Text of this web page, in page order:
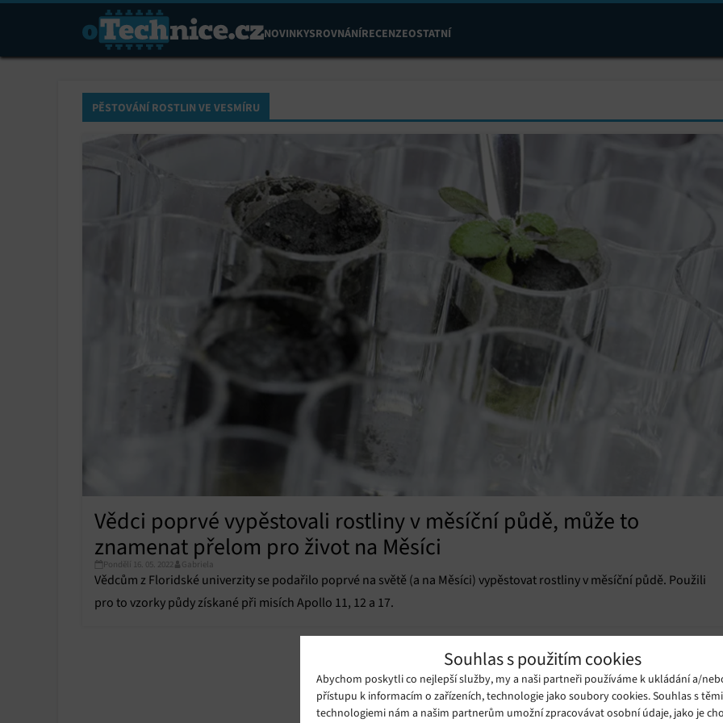
Souhlas s použitím cookies
Abychom poskytli co nejlepší služby, my a naši partneři používáme k ukládání a/
přístupu k informacím o zařízeních, technologie jako soubory cookies. Souhlas s
technologiemi nám a našim partnerům umožní zpracovávat osobní údaje, jako je
NOVINKYSROVNÁNÍRECENZEOSTATNÍ
PĚSTOVÁNÍ ROSTLIN VE VESMÍRU
Vědci poprvé vypěstovali rostliny v měsíční půdě, může to
znamenat přelom pro život na Měsíci
Pondělí 16. 05. 2022 Gabriela
Vědcům z Floridské univerzity se podařilo poprvé na světě (a na Měsíci) vypěstovat rostliny v měsíční půdě. Použili
pro to vzorky půdy získané při misích Apollo 11, 12 a 17.